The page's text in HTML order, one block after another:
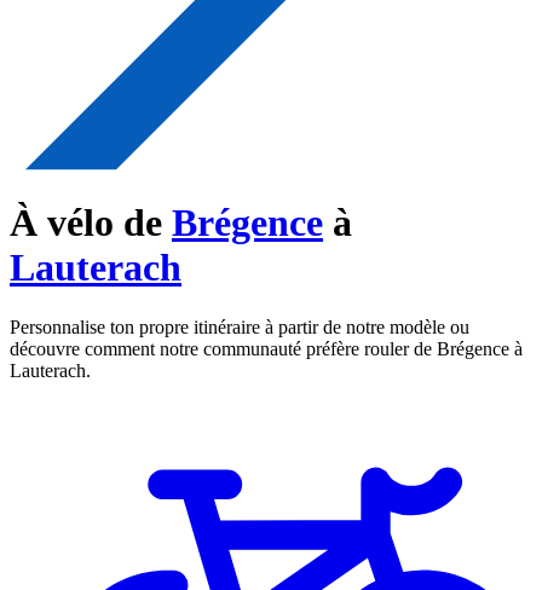
À vélo de Brégence à
Lauterach
Personnalise ton propre itinéraire à partir de notre modèle ou
découvre comment notre communauté préfère rouler de Brégence à
Lauterach.